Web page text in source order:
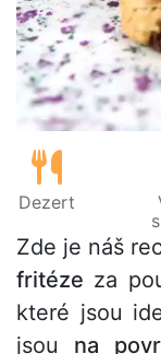
Dezert
Zde je náš
fritéze za
které jsou
jsou na